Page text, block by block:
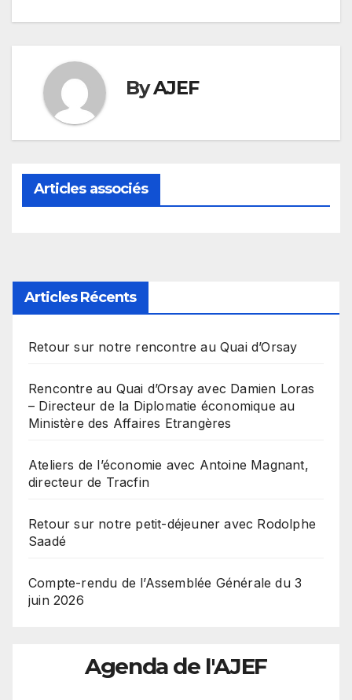
ByAJEF
Articles associés
Articles Récents
Retour sur notre rencontre au Quai d’Orsay
Rencontre au Quai d’Orsay avec Damien Loras
– Directeur de la Diplomatie économique au
Ministère des Affaires Etrangères
Ateliers de l’économie avec Antoine Magnant,
directeur de Tracfin
Retour sur notre petit-déjeuner avec Rodolphe
Saadé
Compte-rendu de l’Assemblée Générale du 3
juin 2026
Agenda de l'AJEF